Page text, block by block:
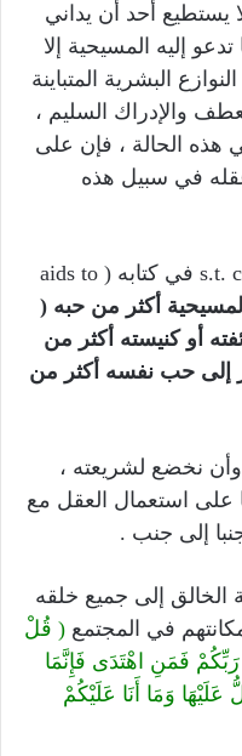
يستطيع أحد أن يداني
إليه المسيحية إلا
البشرية المتباينة
والإدراك السليم ،
هذه الحالة ، فإن على
في سبيل هذه
يقول س . ت . كوليردج s.t. coleridge في كتابه ( aids to
أكثر من حبه (
أو كنيسته أكثر من
إلى حب نفسه أكثر من
وأن نخضع لشريعته ،
على استعمال العقل مع
إلى جنب .
الخالق إلى جميع خلقه
في المجتمع ( قُلْ
فَمَنِ اهْتَدَى فَإِنَّمَا
وَمَا أَنَا عَلَيْكُمْ